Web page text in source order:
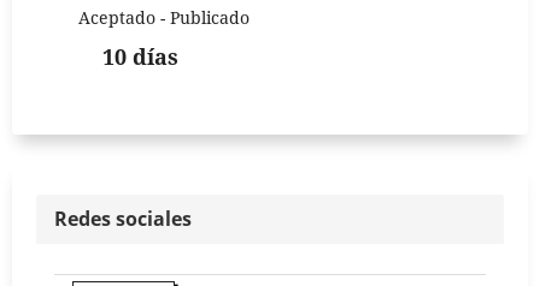
Aceptado - Publicado
10 días
Redes sociales